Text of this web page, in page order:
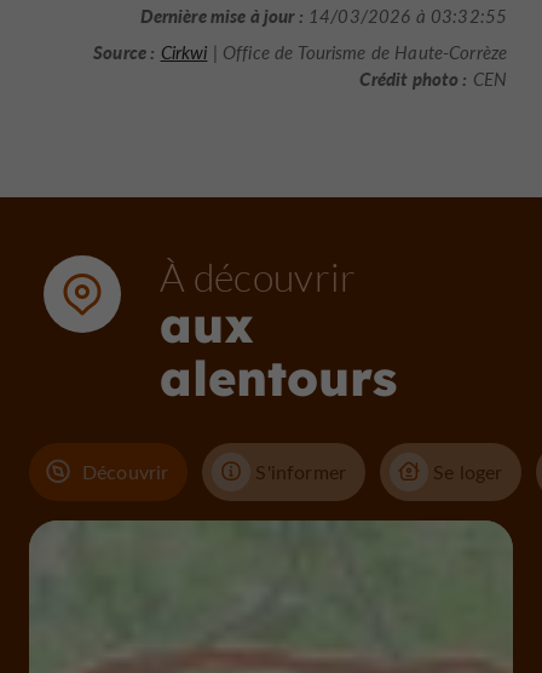
Dernière mise à jour : 14/03/2026 à 03:32:55
Source : Cirkwi | Office de Tourisme de Haute-Corrèze
Crédit photo : CEN
À découvrir
aux
alentours
Découvrir S'informer Se loger